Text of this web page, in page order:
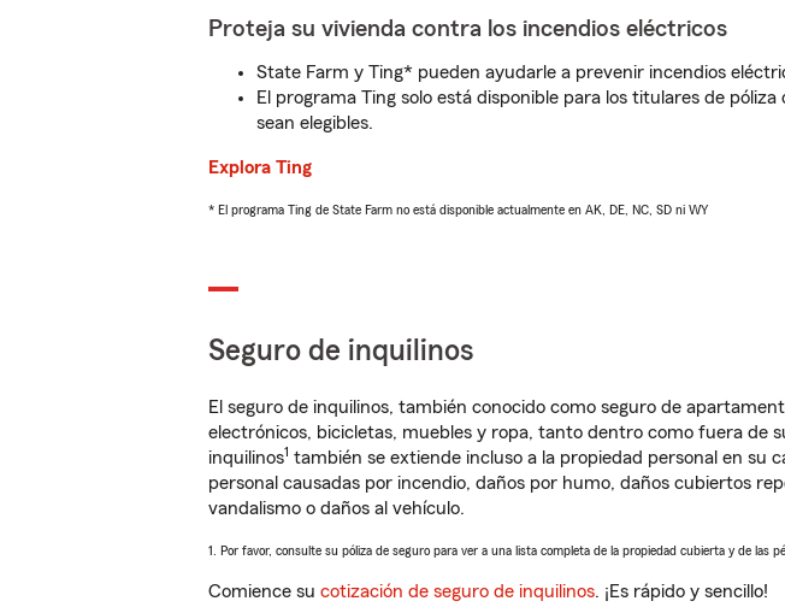
Proteja su vivienda contra los incendios eléctricos
State Farm y Ting* pueden ayudarle a prevenir incendios
El programa Ting solo está disponible para los titulares de
sean elegibles.
Explora Ting
* El programa Ting de State Farm no está disponible actualmente en AK, DE, NC, SD ni WY
Seguro de inquilinos
El seguro de inquilinos, también conocido como seguro de
electrónicos, bicicletas, muebles y ropa, tanto dentro como fuera de
inquilinos1 también se extiende incluso a la propiedad personal en su
personal causadas por incendio, daños por humo, daños cubiertos
vandalismo o daños al vehículo.
1. Por favor, consulte su póliza de seguro para ver a una lista completa de la propiedad cubierta y de las
Comience su cotización de seguro de inquilinos. ¡Es rápido y sencillo!